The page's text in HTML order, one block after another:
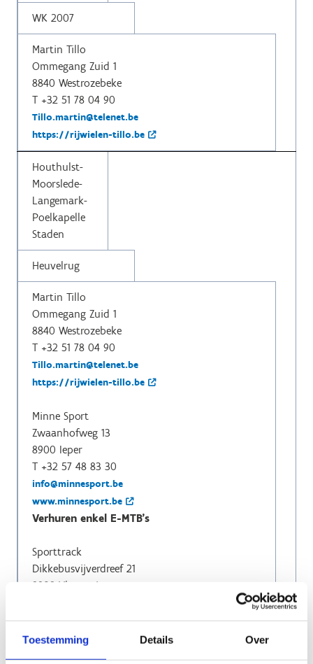
Toestemming Details Over
WK 2007
Martin Tillo
Ommegang Zuid 1
8840 Westrozebeke
T +32 51 78 04 90
Tillo.martin@telenet.be
https://rijwielen-tillo.be
Houthulst-
Moorslede-
Langemark-
Poelkapelle
Staden
Heuvelrug
Martin Tillo
Ommegang Zuid 1
8840 Westrozebeke
T +32 51 78 04 90
Tillo.martin@telenet.be
https://rijwielen-tillo.be
Minne Sport
Zwaanhofweg 13
8900 Ieper
T +32 57 48 83 30
info@minnesport.be
www.minnesport.be
Verhuren enkel E-MTB's
Sporttrack
Dikkebusvijverdreef 21
8908 Vlamertinge
info@sporttrack.be
www.sporttrack.be